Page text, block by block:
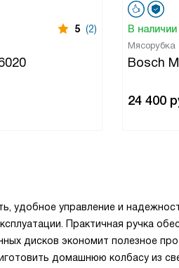
5 (2) В наличии
Мясорубка
Bosch
24 400
удобное управление и
Практичная ручка
дисков экономит полезное
домашнюю колбасу из